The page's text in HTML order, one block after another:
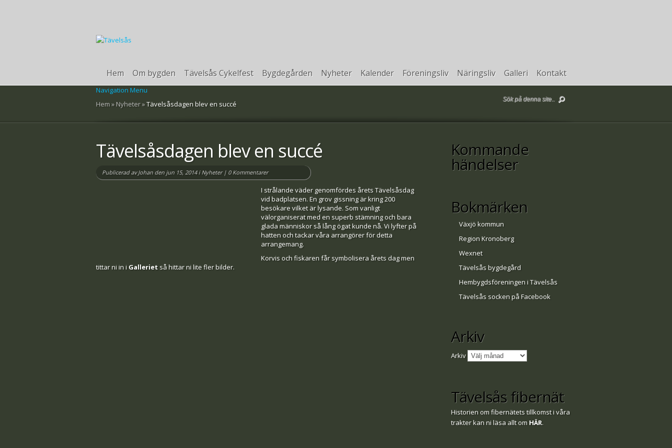
Hem Om bygden Tävelsås Cykelfest Bygdegården Nyheter Kalender Föreningsliv Näringsliv Galleri Kontakt
Navigation Menu
Hem » Nyheter»Tävelsåsdagen blev en succé
Tävelsåsdagen blev en succé
Publicerad avJohan den jun 15, 2014 i Nyheter| 0 Kommentarer
I strålande väder genomfördes årets Tävelsåsdag
vid badplatsen. En grov gissning är kring 200
besökare vilket är lysande. Som vanligt
välorganiserat med en superb stämning och bara
glada människor så lång ögat kunde nå. Vi lyfter på
hatten och tackar våra arrangörer för detta
arrangemang.
Korvis och fiskaren får symbolisera årets dag men
tittar ni in i Galleriet så hittar ni lite fler bilder.
Kommande
händelser
Bokmärken
Växjö kommun
Region Kronoberg
Wexnet
Tävelsås bygdegård
Hembygdsföreningen i Tävelsås
Tävelsås socken på Facebook
Arkiv
Arkiv
Tävelsås fibernät
Historien om fibernätets tillkomst i våra
trakter kan ni läsa allt om HÄR.